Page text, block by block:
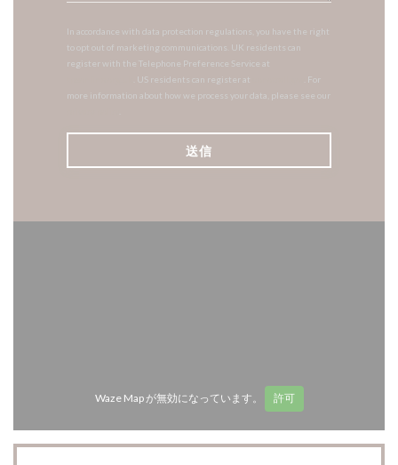
In accordance with data protection regulations, you have the right
to opt out of marketing communications. UK residents can
register with the Telephone Preference Service at
. US residents can register at
. For
more information about how we process your data, please see our
Waze Map が無効になっています。 許可